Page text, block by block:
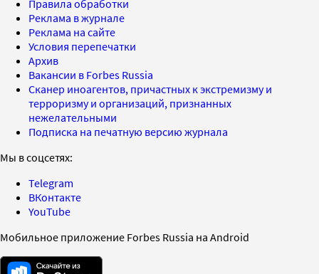
Правила обработки
Реклама в журнале
Реклама на сайте
Условия перепечатки
Архив
Вакансии в Forbes Russia
Сканер иноагентов, причастных к экстремизму и
терроризму и организаций, признанных
нежелательными
Подписка на печатную версию журнала
Мы в соцсетях:
Telegram
ВКонтакте
YouTube
Мобильное приложение Forbes Russia на Android